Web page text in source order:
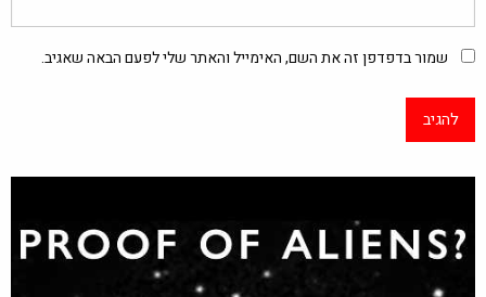
שמור בדפדפן זה את השם, האימייל והאתר שלי לפעם הבאה שאגיב.